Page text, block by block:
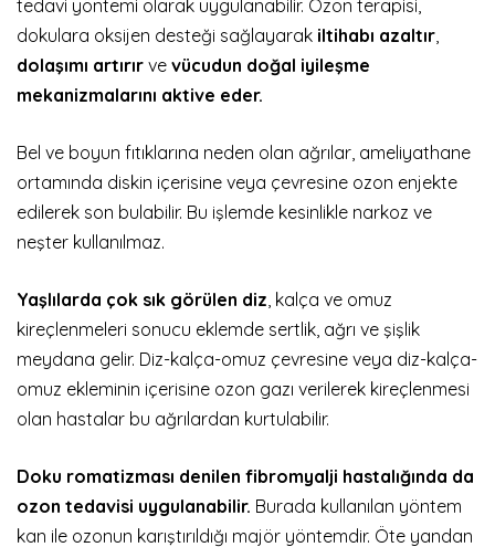
tedavi yöntemi olarak uygulanabilir. Ozon terapisi,
dokulara oksijen desteği sağlayarak iltihabı azaltır,
dolaşımı artırır ve vücudun doğal iyileşme
mekanizmalarını aktive eder.
Bel ve boyun fıtıklarına neden olan ağrılar, ameliyathane
ortamında diskin içerisine veya çevresine ozon enjekte
edilerek son bulabilir. Bu işlemde kesinlikle narkoz ve
neşter kullanılmaz.
Yaşlılarda çok sık görülen diz, kalça ve omuz
kireçlenmeleri sonucu eklemde sertlik, ağrı ve şişlik
meydana gelir. Diz-kalça-omuz çevresine veya diz-kalça-
omuz ekleminin içerisine ozon gazı verilerek kireçlenmesi
olan hastalar bu ağrılardan kurtulabilir.
Doku romatizması denilen fibromyalji hastalığında da
ozon tedavisi uygulanabilir. Burada kullanılan yöntem
kan ile ozonun karıştırıldığı majör yöntemdir. Öte yandan